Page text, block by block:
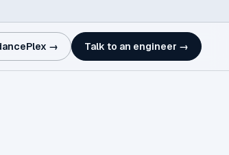
→ Talk to an engineer →